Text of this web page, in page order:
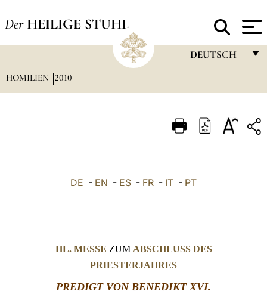
Der HEILIGE STUHL
DEUTSCH
ITALIANO
LATINE
HOMILIEN 2010
DE - EN - ES - FR - IT - PT
HL. MESSE ZUM ABSCHLUSS DES
PRIESTERJAHRES
PREDIGT VON BENEDIKT XVI.